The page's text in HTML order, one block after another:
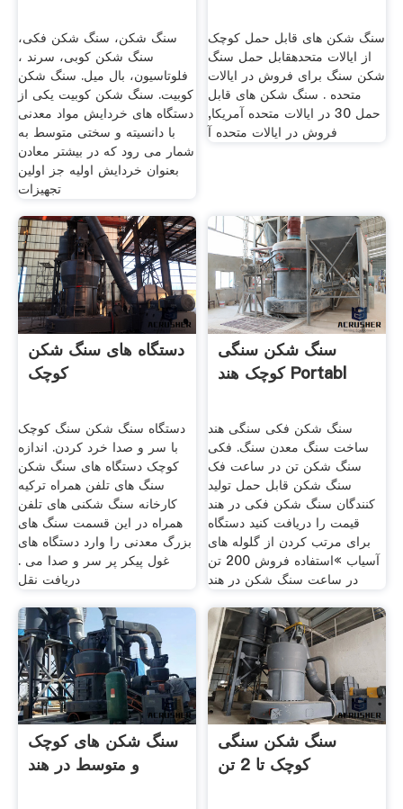
سنگ شکن، سنگ شکن فکی،
سنگ شکن کوبی، سرند ،
فلوتاسیون، بال میل. سنگ شکن
کوبیت. سنگ شکن کوبیت یکی از
دستگاه های خردایش مواد معدنی
با دانسیته و سختی متوسط به
شمار می رود که در بیشتر معادن
بعنوان خردایش اولیه جز اولین
تجهیزات
سنگ شکن های قابل حمل کوچک
از ایالات متحدهقابل حمل سنگ
شکن سنگ برای فروش در ایالات
متحده . سنگ شکن های قابل
حمل 30 در ایالات متحده آمریکا,
فروش در ایالات متحده آ
دستگاه های سنگ شکن
کوچک
دستگاه سنگ شکن سنگ کوچک
با سر و صدا خرد کردن. اندازه
کوچک دستگاه های سنگ شکن
سنگ های تلفن همراه ترکیه
کارخانه سنگ شکنی های تلفن
همراه در این قسمت سنگ های
بزرگ معدنی را وارد دستگاه های
غول پیکر پر سر و صدا می .
دریافت نقل
سنگ شکن سنگی
کوچک هند Portabl
سنگ شکن فکی سنگی هند
ساخت سنگ معدن سنگ. فکی
سنگ شکن تن در ساعت فک
سنگ شکن قابل حمل تولید
کنندگان سنگ شکن فکی در هند
قیمت را دریافت کنید دستگاه
برای مرتب کردن از گلوله های
آسیاب »استفاده فروش 200 تن
در ساعت سنگ شکن در هند
سنگ شکن های کوچک
و متوسط در هند
سنگ شکن سنگی
کوچک تا 2 تن